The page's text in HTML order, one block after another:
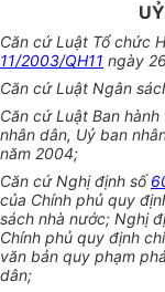
Căn cứ Luật Tổ chức
11/2003/QH11 ngày
Căn cứ Luật Ngân
Căn cứ Luật Ban
nhân dân, Uỷ ban
năm 2004;
Căn cứ Nghị định số
của Chính phủ quy
sách nhà nước; Nghị
Chính phủ quy định
văn bản quy phạm
dân;